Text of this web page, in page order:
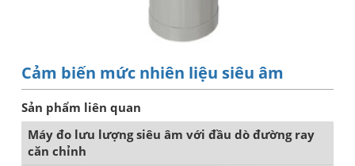
Cảm biến mức nhiên liệu siêu âm
Sản phẩm liên quan
Máy đo lưu lượng siêu âm với đầu dò đường ray
căn chỉnh